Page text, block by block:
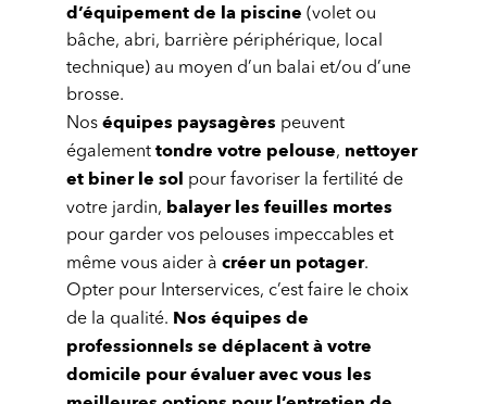
d’équipement de la piscine (volet ou
bâche, abri, barrière périphérique, local
technique) au moyen d’un balai et/ou d’une
brosse.
Nos équipes paysagères peuvent
également tondre votre pelouse, nettoyer
et biner le sol pour favoriser la fertilité de
votre jardin, balayer les feuilles mortes
pour garder vos pelouses impeccables et
même vous aider à créer un potager.
Opter pour Interservices, c’est faire le choix
de la qualité. Nos équipes de
professionnels se déplacent à votre
domicile pour évaluer avec vous les